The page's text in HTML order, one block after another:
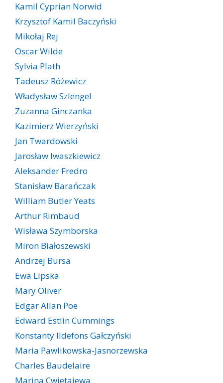
Kamil Cyprian Norwid
Krzysztof Kamil Baczyński
Mikołaj Rej
Oscar Wilde
Sylvia Plath
Tadeusz Różewicz
Władysław Szlengel
Zuzanna Ginczanka
Kazimierz Wierzyński
Jan Twardowski
Jarosław Iwaszkiewicz
Aleksander Fredro
Stanisław Barańczak
William Butler Yeats
Arthur Rimbaud
Wisława Szymborska
Miron Białoszewski
Andrzej Bursa
Ewa Lipska
Mary Oliver
Edgar Allan Poe
Edward Estlin Cummings
Konstanty Ildefons Gałczyński
Maria Pawlikowska-Jasnorzewska
Charles Baudelaire
Marina Cwietajewa